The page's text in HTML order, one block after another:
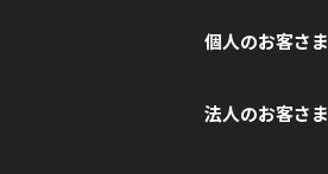
個人のお客さま
法人のお客さま